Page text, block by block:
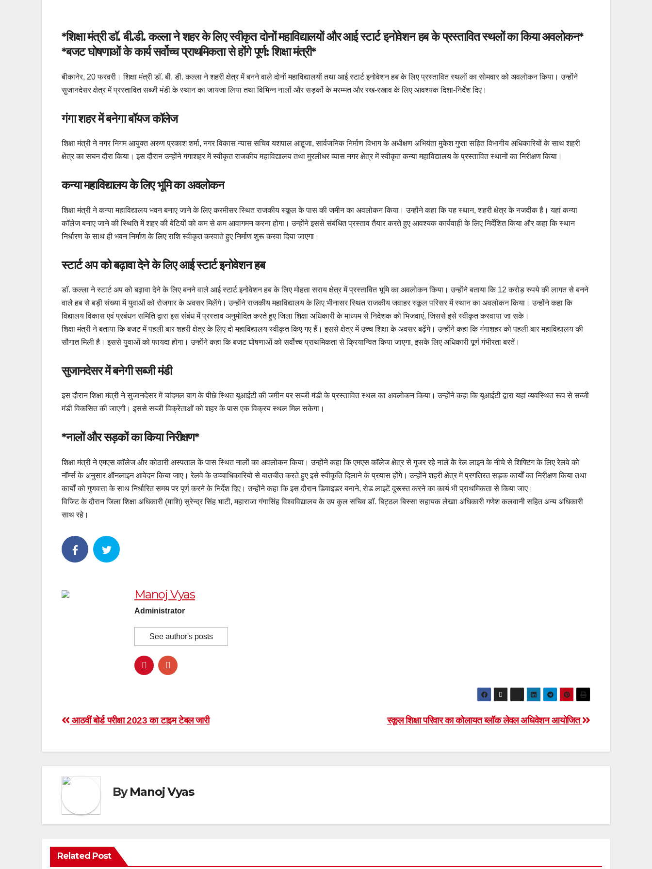
*शिक्षा मंत्री डाॅ. बी.डी. कल्ला ने शहर के लिए स्वीकृत दोनों महाविद्यालयों और आई स्टार्ट इनोवेशन हब के प्रस्तावित स्थलों का किया अवलोकन*
*बजट घोषणाओं के कार्य सर्वोच्च प्राथमिकता से होंगे पूर्ण: शिक्षा मंत्री*
बीकानेर, 20 फरवरी। शिक्षा मंत्री डाॅ. बी. डी. कल्ला ने शहरी क्षेत्र में बनने वाले दोनों महाविद्यालयों तथा आई स्टार्ट इनोवेशन हब के लिए प्रस्तावित स्थलों का सोमवार को अवलोकन किया। उन्होंने
सुजानदेसर क्षेत्र में प्रस्तावित सब्जी मंडी के स्थान का जायजा लिया तथा विभिन्न नालों और सड़कों के मरम्मत और रख-रखाव के लिए आवश्यक दिशा-निर्देश दिए।
गंगा शहर में बनेगा बॉयज कॉलेज
शिक्षा मंत्री ने नगर निगम आयुक्त अरुण प्रकाश शर्मा, नगर विकास न्यास सचिव यशपाल आहूजा, सार्वजनिक निर्माण विभाग के अधीक्षण अभियंता मुकेश गुप्ता सहित विभागीय अधिकारियों के साथ शहरी
क्षेत्र का सघन दौरा किया। इस दौरान उन्होंने गंगाशहर में स्वीकृत राजकीय महाविद्यालय तथा मुरलीधर व्यास नगर क्षेत्र में स्वीकृत कन्या महाविद्यालय के प्रस्तावित स्थानों का निरीक्षण किया।
कन्या महाविद्यालय के लिए भूमि का अवलोकन
शिक्षा मंत्री ने कन्या महाविद्यालय भवन बनाए जाने के लिए करमीसर स्थित राजकीय स्कूल के पास की जमीन का अवलोकन किया। उन्होंने कहा कि यह स्थान, शहरी क्षेत्र के नजदीक है। यहां कन्या
काॅलेज बनाए जाने की स्थिति में शहर की बेटियों को कम से कम आवागमन करना होगा। उन्होंने इससे संबंधित प्रस्ताव तैयार करते हुए आवश्यक कार्यवाही के लिए निर्देशित किया और कहा कि स्थान
निर्धारण के साथ ही भवन निर्माण के लिए राशि स्वीकृत करवाते हुए निर्माण शुरू करवा दिया जाएगा।
स्टार्ट अप को बढ़ावा देने के लिए आई स्टार्ट इनोवेशन हब
डाॅ. कल्ला ने स्टार्ट अप को बढ़ावा देने के लिए बनने वाले आई स्टार्ट इनोवेशन हब के लिए मोहता सराय क्षेत्र में प्रस्तावित भूमि का अवलोकन किया। उन्होंने बताया कि 12 करोड़ रुपये की लागत से बनने
वाले हब से बड़ी संख्या में युवाओं को रोजगार के अवसर मिलेंगे। उन्होंने राजकीय महाविद्यालय के लिए भीनासर स्थित राजकीय जवाहर स्कूल परिसर में स्थान का अवलोकन किया। उन्होंने कहा कि
विद्यालय विकास एवं प्रबंधन समिति द्वारा इस संबंध में प्रस्ताव अनुमोदित करते हुए जिला शिक्षा अधिकारी के माध्यम से निदेशक को भिजवाएं, जिससे इसे स्वीकृत करवाया जा सके।
शिक्षा मंत्री ने बताया कि बजट में पहली बार शहरी क्षेत्र के लिए दो महाविद्यालय स्वीकृत किए गए हैं। इससे क्षेत्र में उच्च शिक्षा के अवसर बढ़ेंगे। उन्होंने कहा कि गंगाशहर को पहली बार महाविद्यालय की
सौगात मिली है। इससे युवाओं को फायदा होगा। उन्होंने कहा कि बजट घोषणाओं को सर्वोच्च प्राथमिकता से क्रियान्वित किया जाएगा, इसके लिए अधिकारी पूर्ण गंभीरता बरतें।
सुजानदेसर में बनेगी सब्जी मंडी
इस दौरान शिक्षा मंत्री ने सुजानदेसर में चांदमल बाग के पीछे स्थित यूआईटी की जमीन पर सब्जी मंडी के प्रस्तावित स्थल का अवलोकन किया। उन्होंने कहा कि यूआईटी द्वारा यहां व्यवस्थित रूप से सब्जी
मंडी विकसित की जाएगी। इससे सब्जी विक्रेताओं को शहर के पास एक विक्रय स्थल मिल सकेगा।
*नालों और सड़कों का किया निरीक्षण*
शिक्षा मंत्री ने एमएस काॅलेज और कोठारी अस्पताल के पास स्थित नालों का अवलोकन किया। उन्होंने कहा कि एमएस कॉलेज क्षेत्र से गुजर रहे नाले केे रेल लाइन के नीचे से शिफ्टिंग के लिए रेलवे को
नॉर्म्स के अनुसार ऑनलाइन आवेदन किया जाए। रेलवे के उच्चाधिकारियों से बातचीत करते हुए इसे स्वीकृति दिलाने के प्रयास होंगे। उन्होंने शहरी क्षेत्र में प्रगतिरत सड़क कार्यों का निरीक्षण किया तथा
कार्यों को गुणवत्ता के साथ निर्धारित समय पर पूर्ण करने के निर्देश दिए। उन्होंने कहा कि इस दौरान डिवाइडर बनाने, रोड लाइटें दुरूस्त करने का कार्य भी प्राथमिकता से किया जाए।
विजिट के दौरान जिला शिक्षा अधिकारी (माशि) सुरेन्द्र सिंह भाटी, महाराजा गंगासिंह विश्वविद्यालय के उप कुल सचिव डाॅ. बिट्ठल बिस्सा सहायक लेखाा अधिकारी गणेश कलवानी सहित अन्य अधिकारी
साथ रहे।
Manoj Vyas
Administrator
See author's posts
Post
स्कूल शिक्षा परिवार का कोलायत ब्लॉक लेवल अधिवेशन आयोजित
आठवीं बोर्ड परीक्षा 2023 का टाइम टेबल जारी
ByManoj Vyas
Related Post